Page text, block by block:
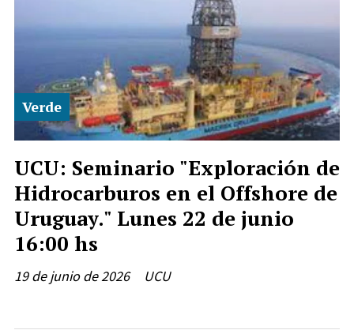
UCU: Seminario "Exploración de
Hidrocarburos en el Offshore de
Uruguay." Lunes 22 de junio
16:00 hs
UCU
Verde
19 de junio de 2026